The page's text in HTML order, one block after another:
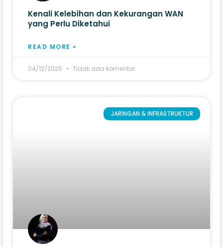
Kenali Kelebihan dan Kekurangan WAN
yang Perlu Diketahui
READ MORE »
04/12/2025 Tidak ada komentar
JARINGAN & INFRASTRUKTUR